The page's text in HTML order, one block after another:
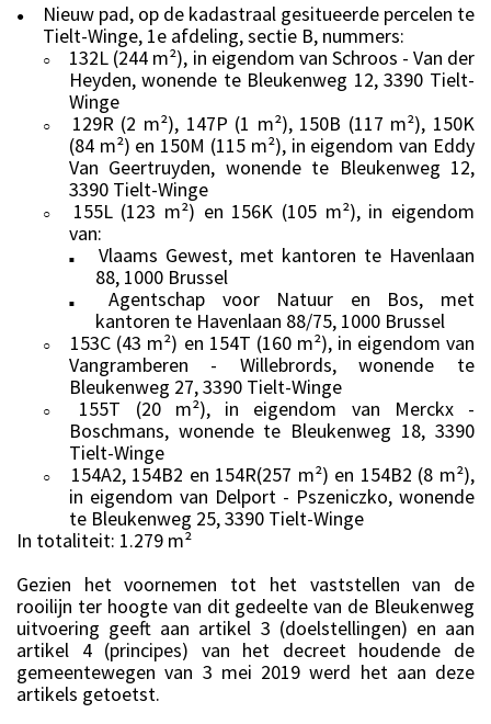
●
Nieuw pad, op de kadastraal gesitueerde percelen te
Tielt-Winge, 1e afdeling, sectie B, nummers:
○
132L (244 m²), in eigendom van Schroos - Van der
Heyden, wonende te Bleukenweg 12, 3390 Tielt-
Winge
○
129R (2 m²), 147P (1 m²), 150B (117 m²), 150K
(84 m²) en 150M (115 m²), in eigendom van Eddy
Van Geertruyden, wonende te Bleukenweg 12,
3390 Tielt-Winge
○
155L (123 m²) en 156K (105 m²), in eigendom
van:
■
Vlaams Gewest, met kantoren te Havenlaan
88, 1000 Brussel
■
Agentschap voor Natuur en Bos, met
kantoren te Havenlaan 88/75, 1000 Brussel
○
153C (43 m²) en 154T (160 m²), in eigendom van
Vangramberen - Willebrords, wonende te
Bleukenweg 27, 3390 Tielt-Winge
○
155T (20 m²), in eigendom van Merckx -
Boschmans, wonende te Bleukenweg 18, 3390
Tielt-Winge
○
154A2, 154B2 en 154R(257 m²) en 154B2 (8 m²),
in eigendom van Delport - Pszeniczko, wonende
te Bleukenweg 25, 3390 Tielt-Winge
In totaliteit: 1.279 m²
Gezien het voornemen tot het vaststellen van de
rooilijn ter hoogte van dit gedeelte van de Bleukenweg
uitvoering geeft aan artikel 3 (doelstellingen) en aan
artikel 4 (principes) van het decreet houdende de
gemeentewegen van 3 mei 2019 werd het aan deze
artikels getoetst.